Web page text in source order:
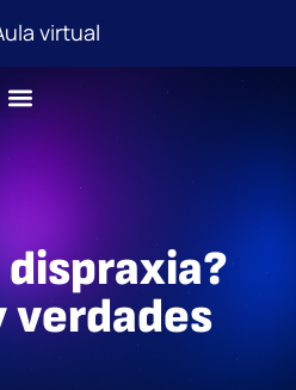
virtual
dispraxia?
verdades